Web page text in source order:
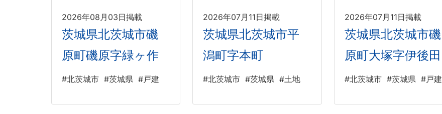
2026年08月03日掲載
茨城県北茨城市磯
原町磯原字緑ヶ作
#北茨城市 #茨城県 #戸建
2026年07月11日掲載
茨城県北茨城市平
潟町字本町
#北茨城市 #茨城県 #土地
2026年07月11日掲載
茨城県北茨城市磯
原町大塚字伊後田
#北茨城市 #茨城県 #戸建